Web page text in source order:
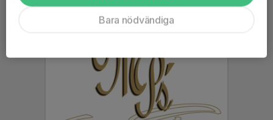
Bara nödvändiga